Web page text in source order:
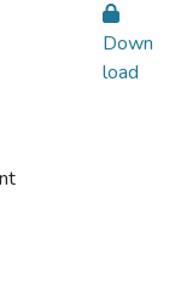
Down
load